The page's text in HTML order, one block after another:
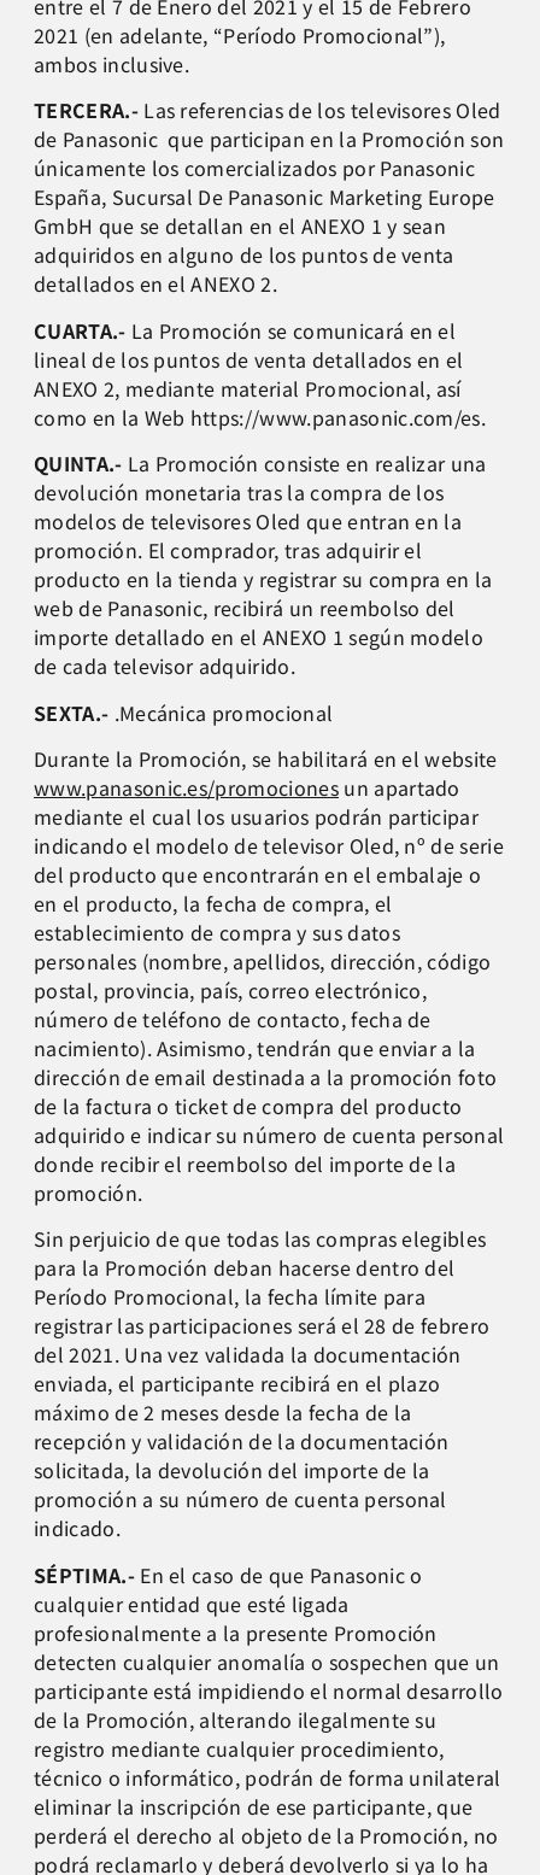
entre el 7 de Enero del 2021 y el 15 de Febrero
2021 (en adelante, “Período Promocional”),
ambos inclusive.
TERCERA.-Las referencias de los televisores Oled
de Panasonic que participan en la Promoción son
únicamente los comercializados por Panasonic
España, Sucursal De Panasonic Marketing Europe
GmbH que se detallan en el ANEXO 1 y sean
adquiridos en alguno de los puntos de venta
detallados en el ANEXO 2.
CUARTA.- La Promoción se comunicará en el
lineal de los puntos de venta detallados en el
ANEXO 2, mediante material Promocional, así
como en la Web https://www.panasonic.com/es.
QUINTA.- La Promoción consiste en realizar una
devolución monetaria tras la compra de los
modelos de televisores Oled que entran en la
promoción. El comprador, tras adquirir el
producto en la tienda y registrar su compra en la
web de Panasonic, recibirá un reembolso del
importe detallado en el ANEXO 1 según modelo
de cada televisor adquirido.
SEXTA.- .Mecánica promocional
Durante la Promoción, se habilitará en el website
www.panasonic.es/promocionesun apartado
mediante el cual los usuarios podrán participar
indicando el modelo de televisor Oled, nº de serie
del producto que encontrarán en el embalaje o
en el producto, la fecha de compra, el
establecimiento de compra y sus datos
personales (nombre, apellidos, dirección, código
postal, provincia, país, correo electrónico,
número de teléfono de contacto, fecha de
nacimiento). Asimismo, tendrán que enviar a la
dirección de email destinada a la promoción foto
de la factura o ticket de compra del producto
adquirido e indicar su número de cuenta personal
donde recibir el reembolso del importe de la
promoción.
Sin perjuicio de que todas las compras elegibles
para la Promoción deban hacerse dentro del
Período Promocional, la fecha límite para
registrar las participaciones será el 28 de febrero
del 2021. Una vez validada la documentación
enviada, el participante recibirá en el plazo
máximo de 2 meses desde la fecha de la
recepción y validación de la documentación
solicitada, la devolución del importe de la
promoción a su número de cuenta personal
indicado.
SÉPTIMA.-En el caso de que Panasonic o
cualquier entidad que esté ligada
profesionalmente a la presente Promoción
detecten cualquier anomalía o sospechen que un
participante está impidiendo el normal desarrollo
de la Promoción, alterando ilegalmente su
registro mediante cualquier procedimiento,
técnico o informático, podrán de forma unilateral
eliminar la inscripción de ese participante, que
perderá el derecho al objeto de la Promoción, no
podrá reclamarlo y deberá devolverlo si ya lo ha